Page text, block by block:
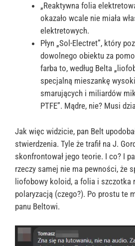
„Reaktywna folia
okazało wcale nie miała
elektretowych.
Płyn „Sol-Electret”, który
dowolnego obiektu za
farba to, według Belta
specjalną mieszankę
smarujących i miliardów
PTFE”. Mądre, nie? Musi
Jak więc widzicie, pan Belt
stwierdzenia. Tyle że trafił na J.
skonfrontował jego teorie. I co? I
rzeczy samej nie ma pewności, że
liofobowy koloid, a folia i szczotka
polaryzacją (czego?). Po prostu te
panu Beltowi.